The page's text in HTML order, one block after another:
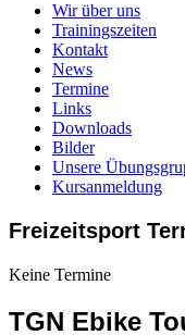
Wir über uns
Trainingszeiten
Kontakt
News
Termine
Links
Downloads
Bilder
Unsere
Kursanmeldung
Freizeitsport
Keine Termine
TGN Ebike